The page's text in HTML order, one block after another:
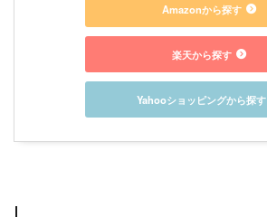
Amazonから探す
楽天から探す
Yahooショッピングから探す